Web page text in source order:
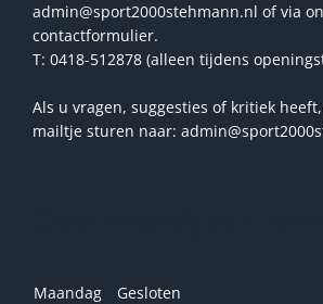
admin@sport2000stehmann.nl of via
contactformulier.
T: 0418-512878 (alleen tijdens
Als u vragen, suggesties of kritiek
mailtje sturen naar:
Maandag
Gesloten